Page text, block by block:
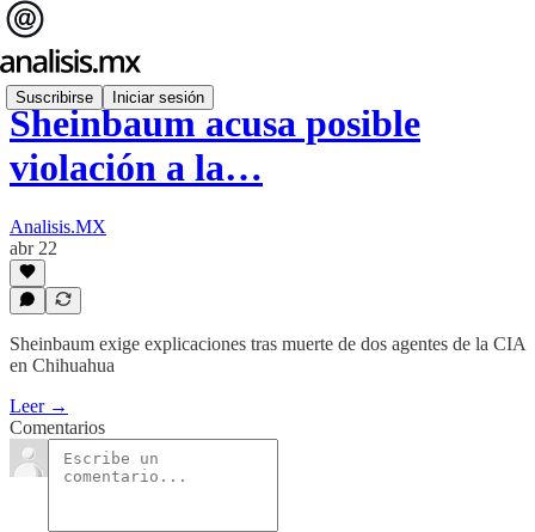
Suscribirse Iniciar sesión
Sheinbaum acusa posible
violación a la…
Analisis.MX
abr 22
Sheinbaum exige explicaciones tras muerte de dos agentes de la CIA
en Chihuahua
Leer →
Comentarios